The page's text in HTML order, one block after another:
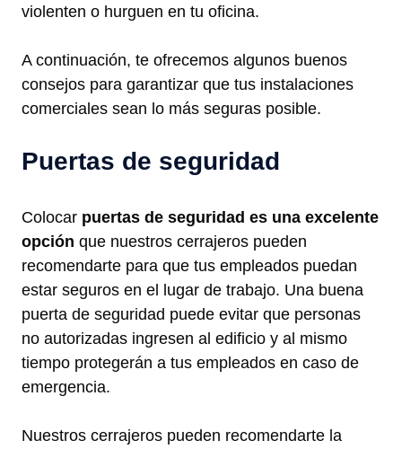
violenten o hurguen en tu oficina.
A continuación, te ofrecemos algunos buenos
consejos para garantizar que tus instalaciones
comerciales sean lo más seguras posible.
Puertas de seguridad
Colocar puertas de seguridad es una excelente
opción que nuestros cerrajeros pueden
recomendarte para que tus empleados puedan
estar seguros en el lugar de trabajo. Una buena
puerta de seguridad puede evitar que personas
no autorizadas ingresen al edificio y al mismo
tiempo protegerán a tus empleados en caso de
emergencia.
Nuestros cerrajeros pueden recomendarte la